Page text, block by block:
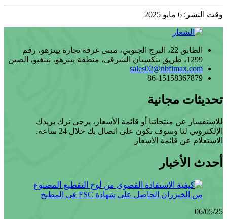
وقت النشر: 6 مايو 2025
الطابق 22، البرج الجنوبي، مبنى غرفة تجارة يينزهو، رقم
1299، طريق ينكسيان الشرقي، منطقة يينزهو، نينغبو، الصين
sales02@nbfimax.com
86-15158367879
تحديثات مجانية
للاستفسار عن منتجاتنا أو قائمة الأسعار، يرجى ترك بريدك
الإلكتروني لنا وسوف نكون على اتصال بك خلال 24 ساعة.
الاستعلام عن قائمة الأسعار
أحدث الأخبار
06/05/25